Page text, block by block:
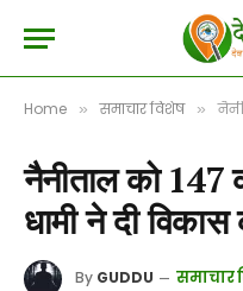
Home » समाचार विशेष »
नैनीताल को
धामी ने दी विकास
By GUDDU समाचार